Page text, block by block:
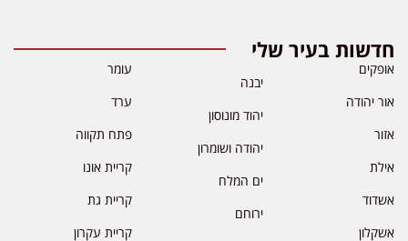
חדשות בעיר שלי
אופקים
אור יהודה
אזור
אילת
אשדוד
אשקלון
יבנה
יהוד מונוסון
יהודה ושומרון
ים המלח
ירוחם
עומר
ערד
פתח תקווה
קריית אונו
קריית גת
קריית עקרון